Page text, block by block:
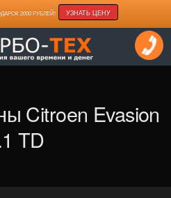
2000 РУБЛЕЙ! УЗНАТЬ ЦЕНУ
Citroen Evasion
TD